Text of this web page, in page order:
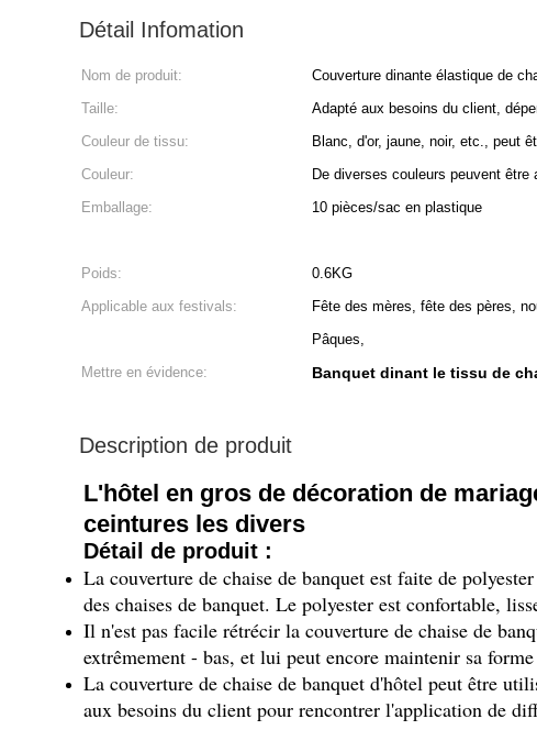
Détail Infomation
Nom de produit: Couverture dinante élastique de
Taille:
Adapté aux besoins du client,
Couleur de tissu:
Blanc, d'or, jaune, noir, etc., peut
Couleur:
De diverses couleurs peuvent
Emballage:
10 pièces/sac en plastique
Poids:
0.6KG
Applicable aux festivals:
Fête des mères, fête des pères,
Pâques,
Mettre en évidence:
Banquet dinant le tissu de
Description de produit
L'hôtel en gros de décoration de
ceintures les divers
Détail de produit :
La couverture de chaise de banquet est faite de
des chaises de banquet. Le polyester est confortable,
Il n'est pas facile rétrécir la couverture de chaise de
extrêmement - bas, et lui peut encore maintenir sa
La couverture de chaise de banquet d'hôtel peut être
aux besoins du client pour rencontrer l'application de